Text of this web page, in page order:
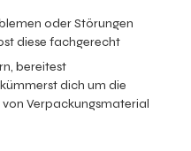
oder Störungen
diese fachgerecht
bereitest
dich um die
von Verpackungsmaterial